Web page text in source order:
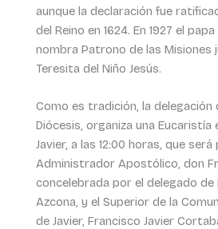
aunque la declaración fue
del Reino en 1624. En 1927 el papa
nombra Patrono de las Misiones
Teresita del Niño Jesús.
Como es tradición, la delegación
Diócesis, organiza una Eucaristía
Javier, a las 12:00 horas, que
Administrador Apostólico, don
concelebrada por el delegado de
Azcona, y el Superior de la
de Javier, Francisco Javier